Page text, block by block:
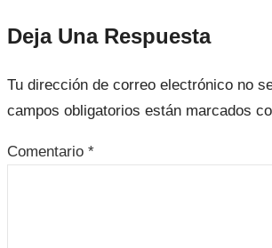
Deja Una Respuesta
Tu dirección de correo electrónico no
campos obligatorios están marcados
Comentario *